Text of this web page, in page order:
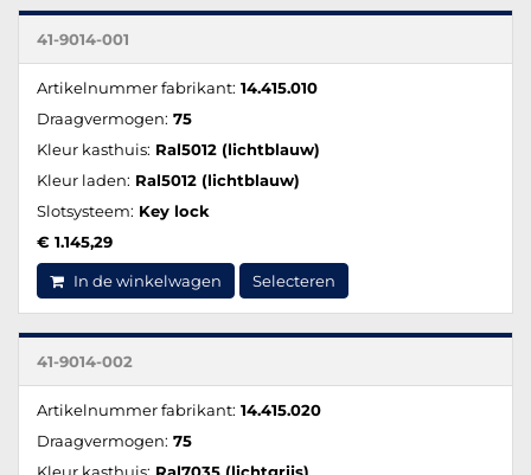
41-9014-001
Artikelnummer fabrikant: 14.415.010
Draagvermogen: 75
Kleur kasthuis: Ral5012 (lichtblauw)
Kleur laden: Ral5012 (lichtblauw)
Slotsysteem: Key lock
€ 1.145,29
In de winkelwagen Selecteren
41-9014-002
Artikelnummer fabrikant: 14.415.020
Draagvermogen: 75